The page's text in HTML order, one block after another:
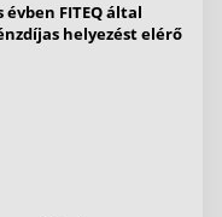
évben FITEQ által
helyezést elérő